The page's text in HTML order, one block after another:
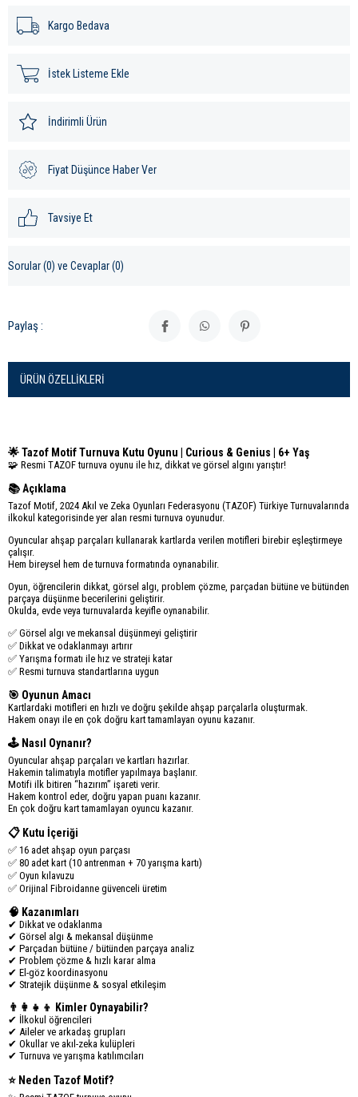
Kargo Bedava
İstek Listeme Ekle
İndirimli Ürün
Fiyat Düşünce Haber Ver
Tavsiye Et
Sorular (0) ve Cevaplar (0)
Paylaş :
ÜRÜN ÖZELLIKLERI
🌟 Tazof Motif Turnuva Kutu Oyunu | Curious & Genius | 6+ Yaş
🧩 Resmi TAZOF turnuva oyunu ile hız, dikkat ve görsel algını yarıştır!
📚 Açıklama
Tazof Motif, 2024 Akıl ve Zeka Oyunları Federasyonu (TAZOF) Türkiye Turnuvalarında
ilkokul kategorisinde yer alan resmi turnuva oyunudur.
Oyuncular ahşap parçaları kullanarak kartlarda verilen motifleri birebir eşleştirmeye
çalışır.
Hem bireysel hem de turnuva formatında oynanabilir.
Oyun, öğrencilerin dikkat, görsel algı, problem çözme, parçadan bütüne ve bütünden
parçaya düşünme becerilerini geliştirir.
Okulda, evde veya turnuvalarda keyifle oynanabilir.
✅ Görsel algı ve mekansal düşünmeyi geliştirir
✅ Dikkat ve odaklanmayı artırır
✅ Yarışma formatı ile hız ve strateji katar
✅ Resmi turnuva standartlarına uygun
🎯 Oyunun Amacı
Kartlardaki motifleri en hızlı ve doğru şekilde ahşap parçalarla oluşturmak.
Hakem onayı ile en çok doğru kart tamamlayan oyunu kazanır.
🕹️ Nasıl Oynanır?
Oyuncular ahşap parçaları ve kartları hazırlar.
Hakemin talimatıyla motifler yapılmaya başlanır.
Motifi ilk bitiren “hazırım” işareti verir.
Hakem kontrol eder, doğru yapan puanı kazanır.
En çok doğru kart tamamlayan oyuncu kazanır.
📋 Kutu İçeriği
✅ 16 adet ahşap oyun parçası
✅ 80 adet kart (10 antrenman + 70 yarışma kartı)
✅ Oyun kılavuzu
✅ Orijinal Fibroidanne güvenceli üretim
🧠 Kazanımları
✔ Dikkat ve odaklanma
✔ Görsel algı & mekansal düşünme
✔ Parçadan bütüne / bütünden parçaya analiz
✔ Problem çözme & hızlı karar alma
✔ El-göz koordinasyonu
✔ Stratejik düşünme & sosyal etkileşim
👨‍👩‍👧‍👦 Kimler Oynayabilir?
✔ İlkokul öğrencileri
✔ Aileler ve arkadaş grupları
✔ Okullar ve akıl-zeka kulüpleri
✔ Turnuva ve yarışma katılımcıları
⭐ Neden Tazof Motif?